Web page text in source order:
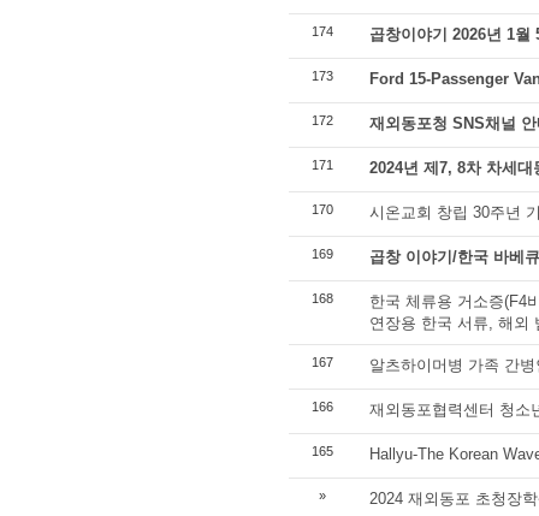
174 곱창이야기 2026년 1월
173 Ford 15-Passenger
172 재외동포청 SNS채널 안
171 2024년 제7, 8차 차세
170 시온교회 창립 30주년
169 곱창 이야기/한국 바베
168
한국 체류용 거소증(F4
연장용 한국 서류, 해외
167 알츠하이머병 가족 간
166 재외동포협력센터 청소
165 Hallyu-The Korean
» 2024 재외동포 초청장